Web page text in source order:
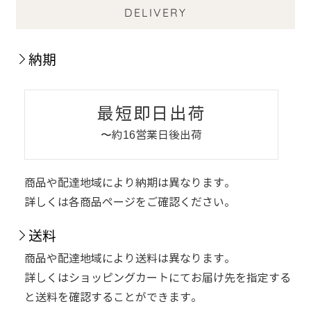
DELIVERY
納期
最短即日出荷
〜約16営業日後出荷
商品や配達地域により納期は異なります。
詳しくは各商品ページをご確認ください。
送料
商品や配達地域により送料は異なります。
詳しくはショッピングカートにてお届け先を指定する
と送料を確認することができます。